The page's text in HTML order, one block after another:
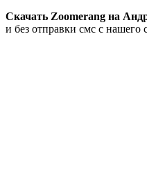
Скачать Zoomerang на
и без отправки смс с нашего